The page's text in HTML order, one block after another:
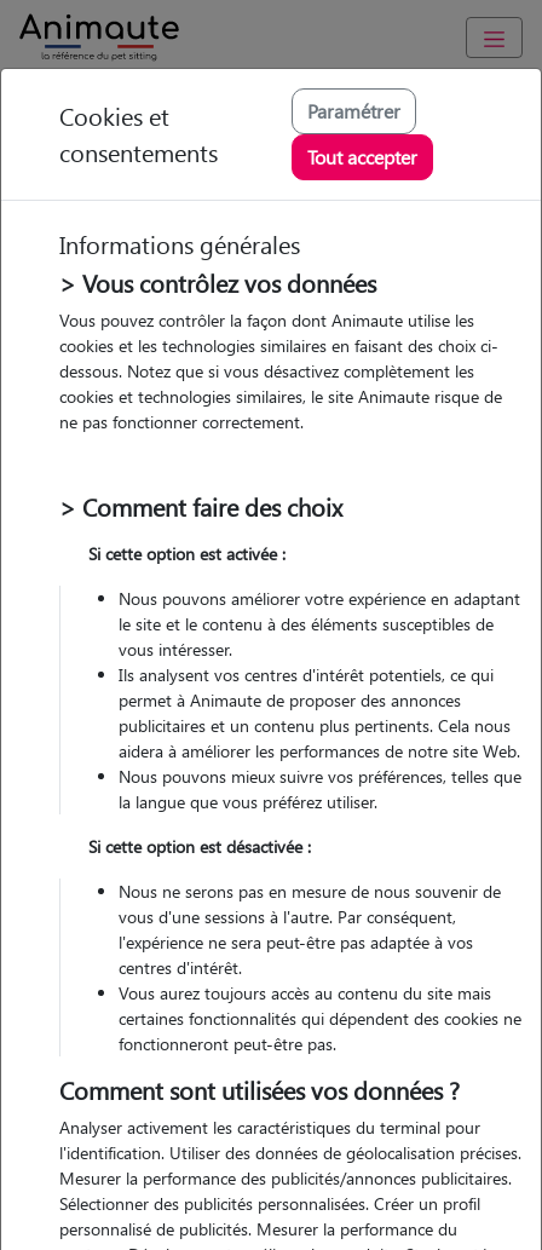
Animaute Provence Alpes Côte d'Azur /Bouches-du-Rhône
Marseille 9e Arrondissement
Martine - Petsitter à
MARSEILLE 09
5/5 (7 avis)
• 66 ans
Garde
Pas d'animaux Appartement
Véhiculé
Gardes réalisées
Contacter
L'envoi d'une demande est sans engagement
Cookies et
consentements
Paramétrer
Tout accepter
Informations générales
> Vous contrôlez vos données
Vous pouvez contrôler la façon dont Animaute utilise les
cookies et les technologies similaires en faisant des choix ci-
dessous. Notez que si vous désactivez complètement les
cookies et technologies similaires, le site Animaute risque de
ne pas fonctionner correctement.
> Comment faire des choix
Si cette option est activée :
Nous pouvons améliorer votre expérience en adaptant
le site et le contenu à des éléments susceptibles de
vous intéresser.
Ils analysent vos centres d'intérêt potentiels, ce qui
permet à Animaute de proposer des annonces
publicitaires et un contenu plus pertinents. Cela nous
aidera à améliorer les performances de notre site Web.
Nous pouvons mieux suivre vos préférences, telles que
la langue que vous préférez utiliser.
Si cette option est désactivée :
Nous ne serons pas en mesure de nous souvenir de
vous d'une sessions à l'autre. Par conséquent,
l'expérience ne sera peut-être pas adaptée à vos
centres d'intérêt.
Vous aurez toujours accès au contenu du site mais
certaines fonctionnalités qui dépendent des cookies ne
fonctionneront peut-être pas.
Comment sont utilisées vos données ?
Analyser activement les caractéristiques du terminal pour
l'identification. Utiliser des données de géolocalisation précises.
Mesurer la performance des publicités/annonces publicitaires.
Sélectionner des publicités personnalisées. Créer un profil
personnalisé de publicités. Mesurer la performance du